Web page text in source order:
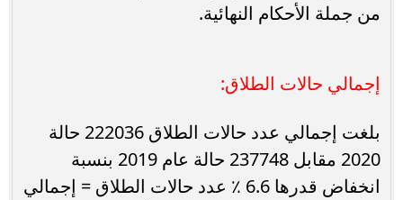
من جملة الأحكام النهائية.
إجمالي حالات الطلاق:
بلغت إجمالي عدد حالات الطلاق 222036 حالة
2020 مقابل 237748 حالة عام 2019 بنسبة
انخفاض قدرها 6.6 ٪ عدد حالات الطلاق = إجمالي